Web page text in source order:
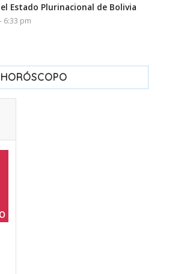
Estado Plurinacional de Bolivia
6:33 pm
HORÓSCOPO